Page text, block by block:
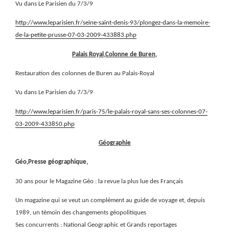
Vu dans Le Parisien du 7/3/9
http://www.leparisien.fr/seine-saint-denis-93/plongez-dans-la-memoire-
de-la-petite-prusse-07-03-2009-433883.php
Palais Royal,Colonne de Buren,
Restauration des colonnes de Buren au Palais-Royal
Vu dans Le Parisien du 7/3/9
http://www.leparisien.fr/paris-75/le-palais-royal-sans-ses-colonnes-07-
03-2009-433850.php
Géographie
Géo,Presse géographique,
30 ans pour le Magazine Géo : la revue la plus lue des Français
Un magazine qui se veut un complément au guide de voyage et, depuis
1989, un témoin des changements géopolitiques
Ses concurrents : National Geographic et Grands reportages